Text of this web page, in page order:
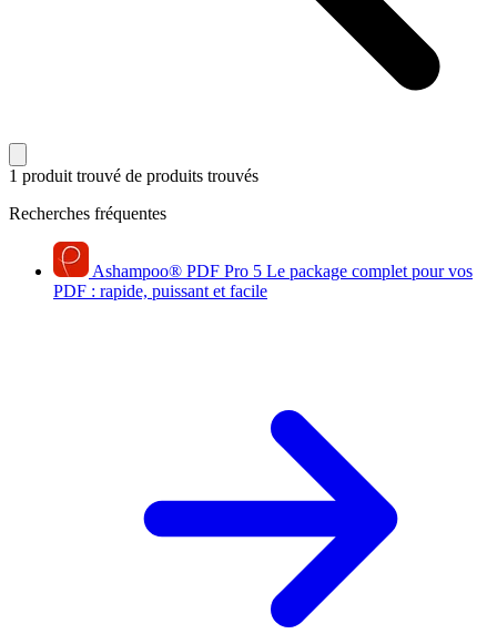
1 produit trouvé de produits trouvés
Recherches fréquentes
Ashampoo® PDF Pro 5 Le package complet pour vos
PDF : rapide, puissant et facile